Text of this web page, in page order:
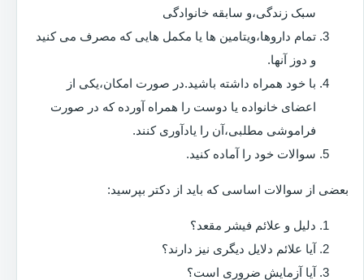
سبک زندگی،و سابقه خانوادگی
تمام داروها،ویتامین ها یا مکمل هایی که مصرف می کنید
و دوز آنها.
با خود همراه داشته باشید.در صورت امکان،یکی از
اعضای خانواده یا دوست را همراه آورده که در صورت
فراموشی مطلبی،آن را یادآوری کنند.
سوالات خود را آماده کنید.
بعضی از سوالات اساسی که باید از دکتر بپرسید:
دلیل و علائم فیشر مقعد؟
آیا علائم دلایل دیگری نیز دارند؟
آیا آزمایش ضروری است؟